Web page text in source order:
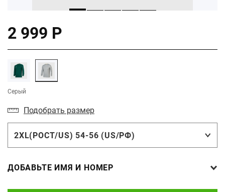
2 999 Р
Серый
Подобрать размер
2XL(РОСТ/US) 54-56 (US/РФ)
ДОБАВЬТЕ ИМЯ И НОМЕР